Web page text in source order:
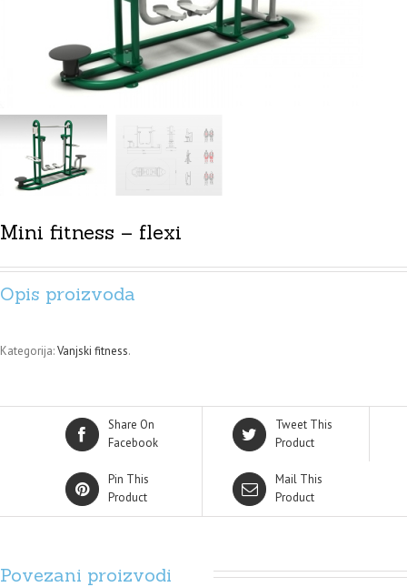
Mini fitness – flexi
Opis proizvoda
Kategorija:Vanjski fitness.
Share On
Facebook
Tweet This
Product
Pin This
Product
Mail This
Product
Povezani proizvodi